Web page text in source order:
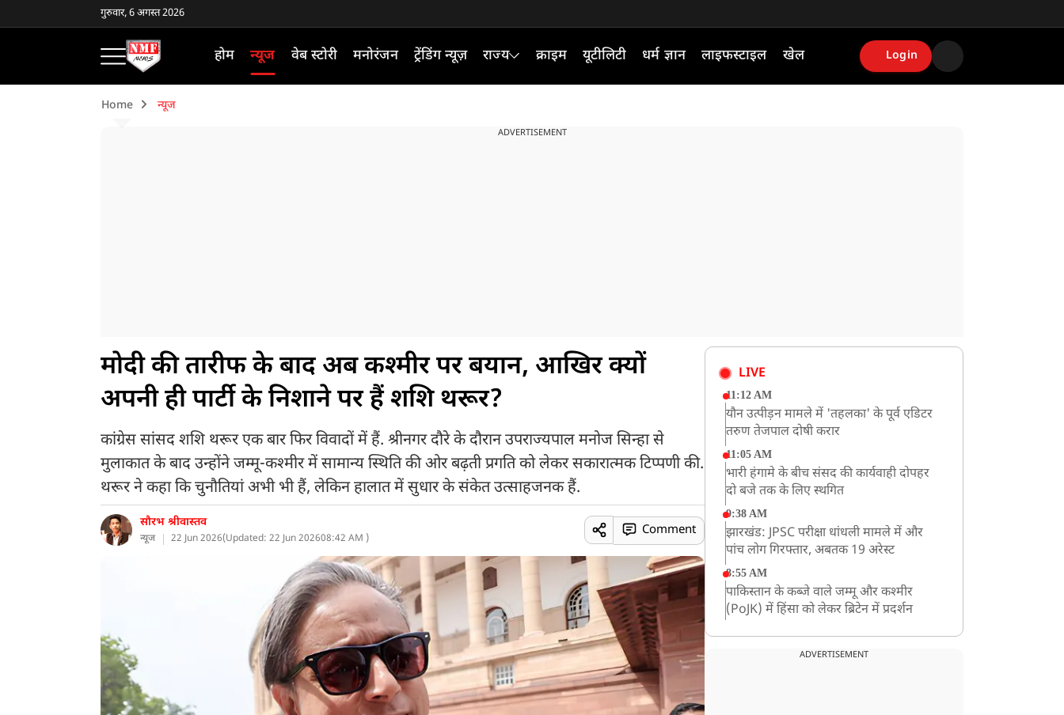
गुरुवार, 6 अगस्त 2026
होम न्यूज वेब स्टोरी मनोरंजन ट्रेंडिंग न्यूज़ राज्य क्राइम यूटीलिटी धर्म ज्ञान लाइफस्टाइल खेल Login
Home न्यूज
ADVERTISEMENT
मोदी की तारीफ के बाद अब कश्मीर पर बयान, आखिर क्यों
अपनी ही पार्टी के निशाने पर हैं शशि थरूर?
कांग्रेस सांसद शशि थरूर एक बार फिर विवादों में हैं. श्रीनगर दौरे के दौरान उपराज्यपाल मनोज सिन्हा से
मुलाकात के बाद उन्होंने जम्मू-कश्मीर में सामान्य स्थिति की ओर बढ़ती प्रगति को लेकर सकारात्मक टिप्पणी की.
थरूर ने कहा कि चुनौतियां अभी भी हैं, लेकिन हालात में सुधार के संकेत उत्साहजनक हैं.
सौरभ श्रीवास्तव
न्यूज 22 Jun 2026(Updated: 22 Jun 202608:42 AM )
Comment
LIVE
11:12 AM
यौन उत्पीड़न मामले में 'तहलका' के पूर्व एडिटर
तरुण तेजपाल दोषी करार
11:05 AM
भारी हंगामे के बीच संसद की कार्यवाही दोपहर
दो बजे तक के लिए स्थगित
9:38 AM
झारखंड: JPSC परीक्षा धांधली मामले में और
पांच लोग गिरफ्तार, अबतक 19 अरेस्ट
8:55 AM
पाकिस्तान के कब्जे वाले जम्मू और कश्मीर
(PoJK) में हिंसा को लेकर ब्रिटेन में प्रदर्शन
बसपा के इकलौते विधायक उमाशंकर सिंह का देर
ADVERTISEMENT